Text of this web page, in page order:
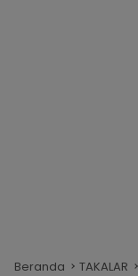
Beranda TAKALAR